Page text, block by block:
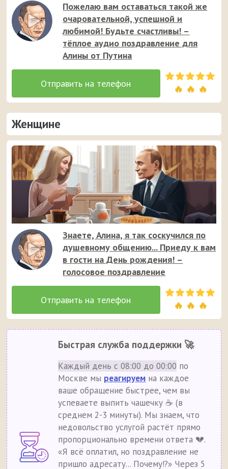
Пожелаю вам оставаться такой же
очаровательной, успешной и
любимой! Будьте счастливы! –
тёплое аудио поздравление для
Алины от Путина
🔥 🔥 🔥
Женщине
Знаете, Алина, я так соскучился по
душевному общению... Приеду к вам
в гости на День рождения! –
голосовое поздравление
🔥 🔥 🔥
Быстрая служба поддержки 🚀
Каждый день с 08:00 до 00:00 по
Москве мы реагируем на каждое
ваше обращение быстрее, чем вы
успеваете выпить чашечку ☕ (в
среднем 2-3 минуты). Мы знаем, что
недовольство услугой растёт прямо
пропорционально времени ответа 💔.
«Я всё оплатил, но поздравление не
пришло адресату... Почему!?» Через 5